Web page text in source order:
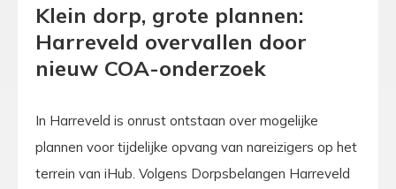
Klein dorp, grote plannen:
Harreveld overvallen door
nieuw COA-onderzoek
In Harreveld is onrust ontstaan over mogelijke
plannen voor tijdelijke opvang van nareizigers op het
terrein van iHub. Volgens Dorpsbelangen Harreveld